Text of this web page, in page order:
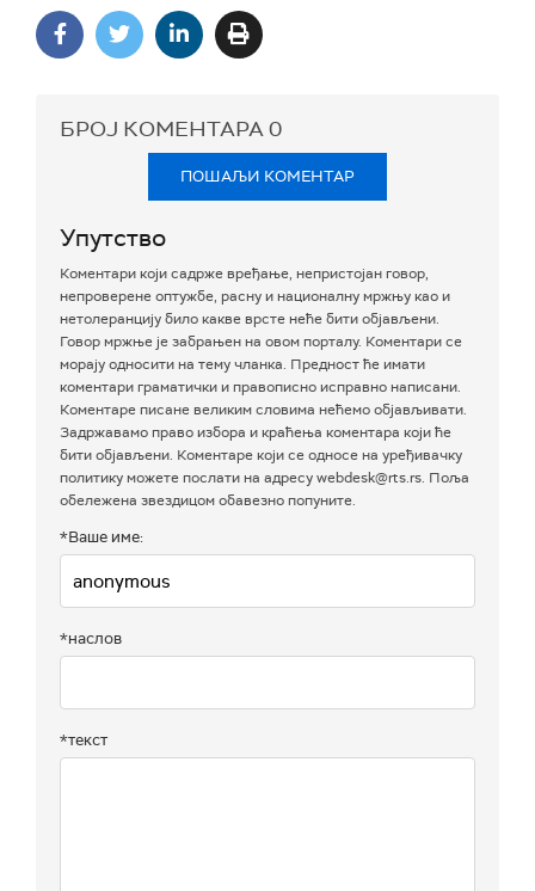
БРОЈ КОМЕНТАРА0
ПОШАЉИ КОМЕНТАР
Упутство
Коментари који садрже вређање, непристојан говор,
непроверене оптужбе, расну и националну мржњу као и
нетолеранцију било какве врсте неће бити објављени.
Говор мржње је забрањен на овом порталу. Коментари се
морају односити на тему чланка. Предност ће имати
коментари граматички и правописно исправно написани.
Коментаре писане великим словима нећемо објављивати.
Задржавамо право избора и краћења коментара који ће
бити објављени. Коментаре који се односе на уређивачку
политику можете послати на адресу webdesk@rts.rs. Поља
обележена звездицом обавезно попуните.
*Ваше име:
*наслов
*текст